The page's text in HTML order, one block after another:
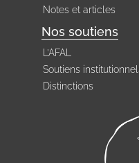
Notes et articles
Nos soutiens
L’AFAL
Soutiens
Distinctions